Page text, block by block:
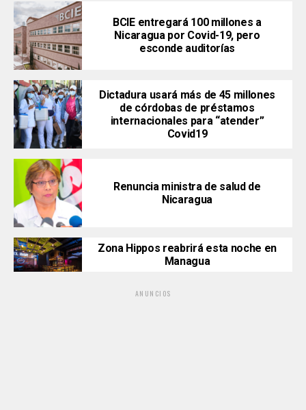
BCIE entregará 100 millones a
Nicaragua por Covid-19, pero
esconde auditorías
Dictadura usará más de 45 millones
de córdobas de préstamos
internacionales para “atender”
Covid19
Renuncia ministra de salud de
Nicaragua
Zona Hippos reabrirá esta noche en
Managua
ANUNCIOS